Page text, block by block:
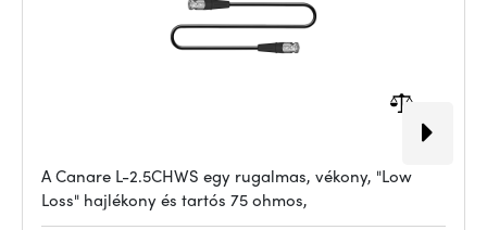
A Canare L-2.5CHWS egy rugalmas, vékony, "Low
Loss" hajlékony és tartós 75 ohmos,